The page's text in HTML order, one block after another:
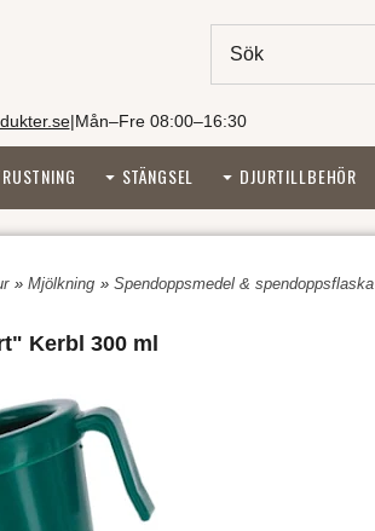
|Mån–Fre 08:00–16:30
STÄNGSEL DJURTILLBEHÖR
» Mjölkning » Spendoppsmedel & spendoppsflaska
Kerbl 300 ml